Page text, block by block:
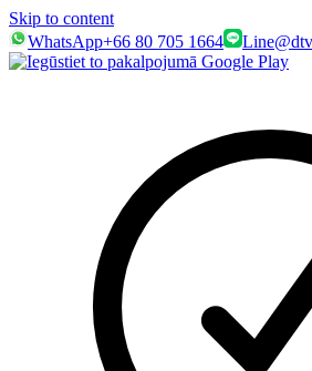
Skip to content
WhatsApp+66 80 705 1664 Line